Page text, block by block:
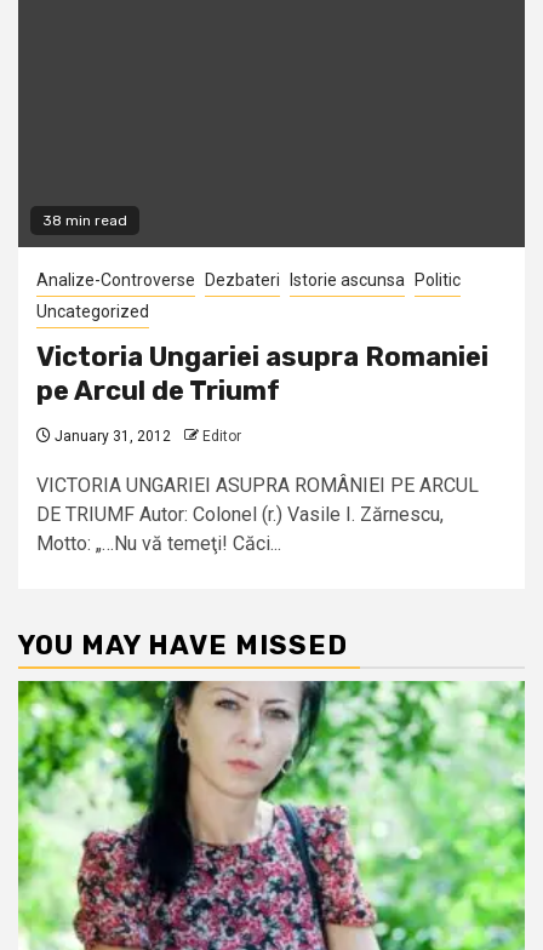
38 min read
Analize-Controverse Dezbateri Istorie ascunsa
Politic
Uncategorized
Victoria Ungariei asupra Romaniei
pe Arcul de Triumf
January 31, 2012 Editor
VICTORIA UNGARIEI ASUPRA ROMÂNIEI PE ARCUL
DE TRIUMF Autor: Colonel (r.) Vasile I. Zărnescu,
Motto: „…Nu vă temeţi! Căci...
YOU MAY HAVE MISSED